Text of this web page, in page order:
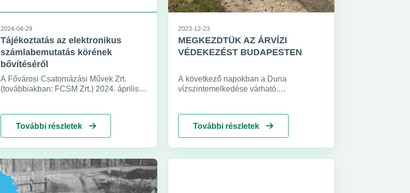
2024-04-29
Tájékoztatás az elektronikus
számlabemutatás körének
bővítéséről
A Fővárosi Csatornázási Művek Zrt.
(továbbiakban: FCSM Zrt.) 2024. április
lehetőségét.
További részletek
2023-12-23
MEGKEZDTÜK AZ ÁRVÍZI
VÉDEKEZÉST BUDAPESTEN
A következő napokban a Duna
vízszintemelkedése várható.
felkészülést az árhullám fogadására.
További részletek